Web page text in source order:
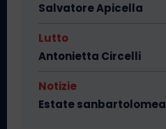
Salvatore Apicella
Lutto
Antonietta Circelli
Notizie
Estate